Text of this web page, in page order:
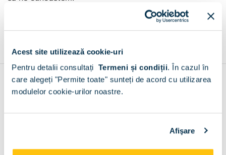
Acest site utilizează cookie-uri
Pentru detalii consultați Termeni și condiții. În cazul în
care alegeți "Permite toate" sunteți de acord cu utilizarea
modulelor cookie-urilor noastre.
Afişare
+
Contul meu